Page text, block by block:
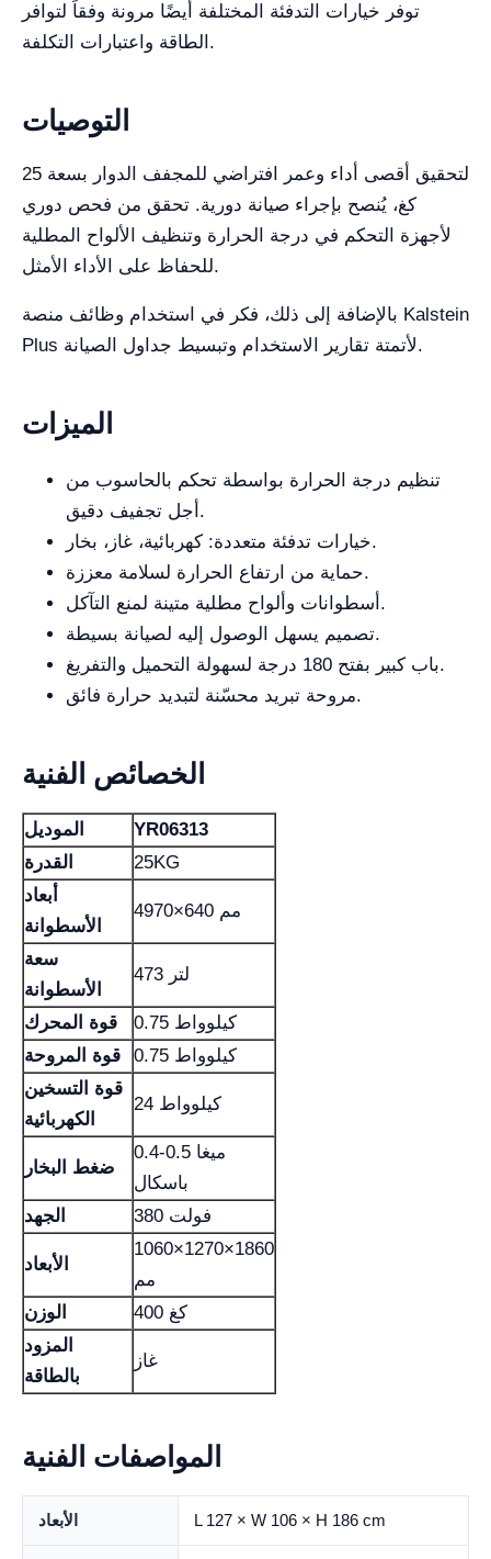
توفر خيارات التدفئة المختلفة أيضًا مرونة وفقاً لتوافر
الطاقة واعتبارات التكلفة.
التوصيات
لتحقيق أقصى أداء وعمر افتراضي للمجفف الدوار بسعة 25
كغ، يُنصح بإجراء صيانة دورية. تحقق من فحص دوري
لأجهزة التحكم في درجة الحرارة وتنظيف الألواح المطلية
للحفاظ على الأداء الأمثل.
بالإضافة إلى ذلك، فكر في استخدام وظائف منصة Kalstein
Plus لأتمتة تقارير الاستخدام وتبسيط جداول الصيانة.
الميزات
تنظيم درجة الحرارة بواسطة تحكم بالحاسوب من
أجل تجفيف دقيق.
خيارات تدفئة متعددة: كهربائية، غاز، بخار.
حماية من ارتفاع الحرارة لسلامة معززة.
أسطوانات وألواح مطلية متينة لمنع التآكل.
تصميم يسهل الوصول إليه لصيانة بسيطة.
باب كبير بفتح 180 درجة لسهولة التحميل والتفريغ.
مروحة تبريد محسّنة لتبديد حرارة فائق.
الخصائص الفنية
الموديل
YR06313
القدرة
25KG
أبعاد
الأسطوانة
4970×640 مم
سعة
الأسطوانة
473 لتر
قوة المحرك
0.75 كيلوواط
قوة المروحة
0.75 كيلوواط
قوة التسخين
الكهربائية
24 كيلوواط
ضغط البخار
0.4-0.5 ميغا
باسكال
الجهد
380 فولت
الأبعاد
1060×1270×1860
مم
الوزن
400 كغ
المزود
بالطاقة
غاز
المواصفات الفنية
الأبعاد L 127 × W 106 × H 186 cm